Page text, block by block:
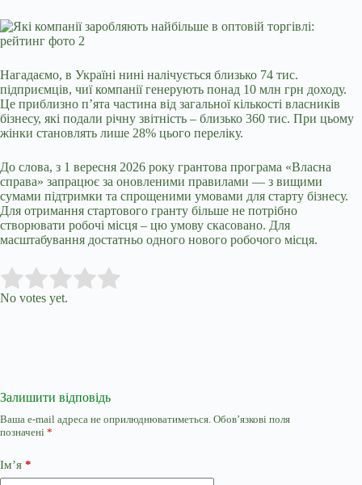
Нагадаємо, в Україні нині налічується близько 74 тис.
підприємців, чиї компанії генерують понад 10 млн грн доходу.
Це приблизно п’ята частина від загальної кількості власників
бізнесу, які подали річну звітність – близько 360 тис. При цьому
жінки становлять лише 28% цього переліку.
До слова, з 1 вересня 2026 року грантова програма «Власна
справа» запрацює за оновленими правилами — з вищими
сумами підтримки та спрощеними умовами для старту бізнесу.
Для отримання стартового гранту більше не потрібно
створювати робочі місця – цю умову скасовано. Для
масштабування достатньо одного нового робочого місця.
Rate this item:
No votes yet.
Залишити відповідь
Ваша e-mail адреса не оприлюднюватиметься. Обов’язкові поля
позначені *
Ім’я *